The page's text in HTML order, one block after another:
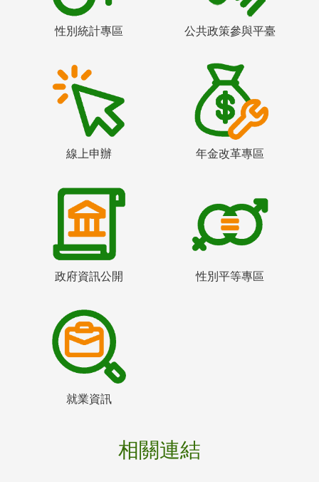
性別統計專區 公共政策參與平臺
線上申辦 年金改革專區
政府資訊公開 性別平等專區
就業資訊
相關連結